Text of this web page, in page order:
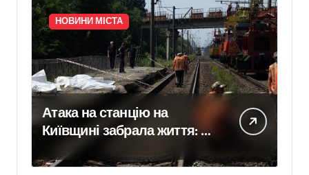
потужності понад 1,5 ГВт
НОВИНИ МІСТА
Атака на станцію на
Київщині забрала життя: в
чому потяги не зупиняють